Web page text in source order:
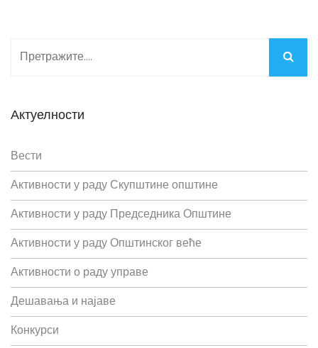
Актуелности
Вести
Активности у раду Скупштине општине
Активности у раду Председника Општине
Активности у раду Општинског веће
Активности о раду управе
Дешавања и најаве
Конкурси